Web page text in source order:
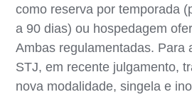
como reserva por temporada
a 90 dias) ou hospedagem
Ambas regulamentadas. Para
STJ, em recente julgamento,
nova modalidade, singela e